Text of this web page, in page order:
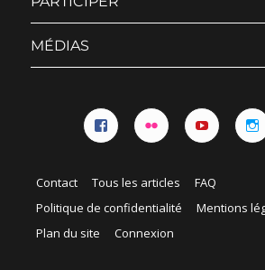
MÉDIAS
Contact Tous les articles
FAQ
Politique de confidentialité
Mentions
Plan du site
Connexion